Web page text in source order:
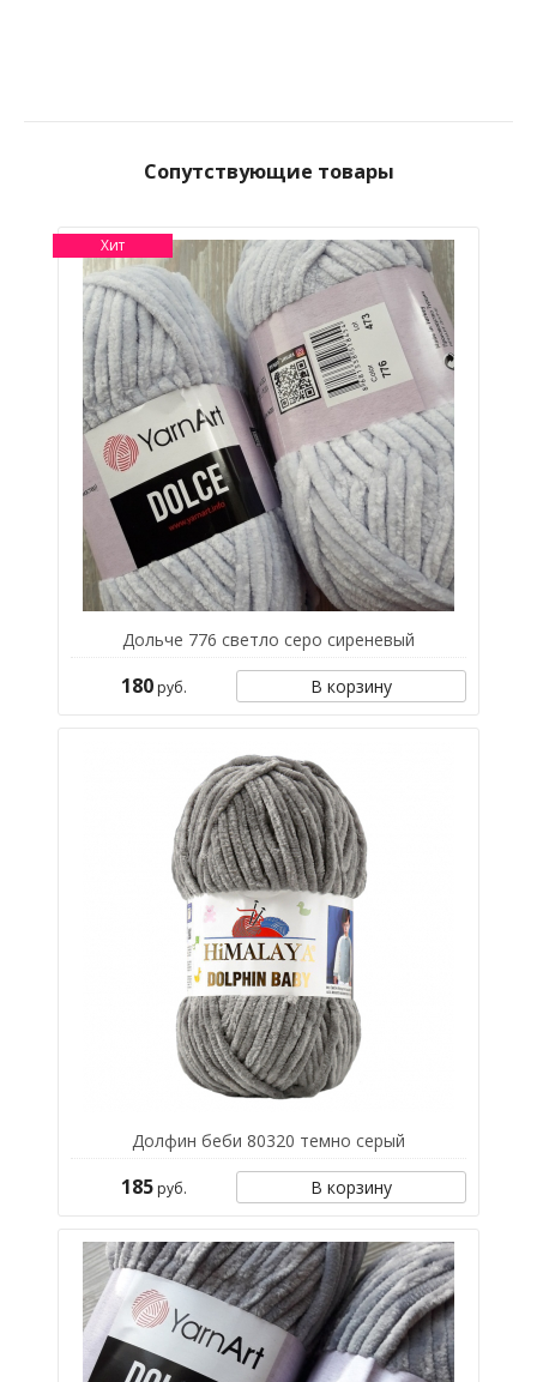
Сопутствующие товары
Хит
Дольче 776 светло серо сиреневый
180руб. В корзину
Долфин беби 80320 темно серый
185руб. В корзину